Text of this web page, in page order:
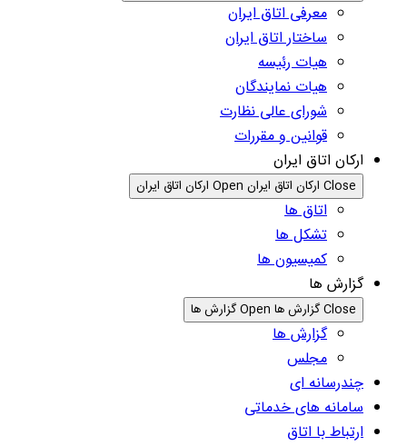
معرفی اتاق ایران
ساختار اتاق ایران
هیات رئیسه
هیات نمایندگان
شورای عالی نظارت
قوانین و مقررات
ارکان اتاق ایران
Close ارکان اتاق ایران Open ارکان اتاق ایران
اتاق ها
تشکل ها
کمیسیون ها
گزارش ها
Close گزارش ها Open گزارش ها
گزارش ها
مجلس
چندرسانه ای
سامانه های خدماتی
ارتباط با اتاق